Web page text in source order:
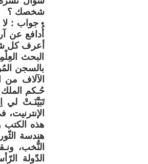
شخصك ؟
• جواب :
أُدافع عن
أعرف كل
البحث
بالسجن
تَبَيَّنَـتْ لي
هذه الكتب
هندسة
النُّخب،